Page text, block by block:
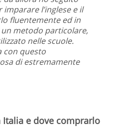
l’inglese e il
fluentemente ed in
metodo particolare,
nelle scuole.
con questo
di estremamente
Italia e dove comprarlo